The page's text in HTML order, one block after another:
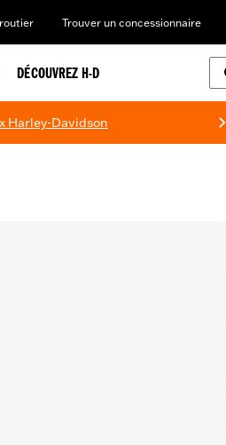
Trouver un concessionnaire
DÉCOUVREZ H-D
Harley-Davidson